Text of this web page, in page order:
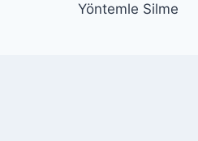
Yöntemle Silme